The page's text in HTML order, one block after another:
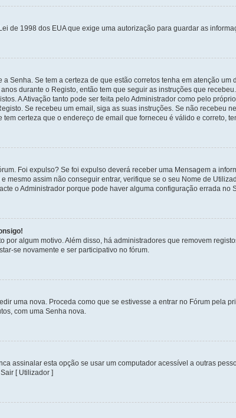
de 1998 dos EUA que exige uma autorização para guardar as
Senha. Se tem a certeza de que estão corretos tenha em atenção
durante o Registo, então tem que seguir as instruções que
A Ativação tanto pode ser feita pelo Administrador como pelo
Se recebeu um email, siga as suas instruções. Se não recebeu
certeza que o endereço de email que forneceu é válido e correto,
Foi expulso? Se foi expulso deverá receber uma Mensagem a
mesmo assim não conseguir entrar, verifique se o seu Nome de
o Administrador porque pode haver alguma configuração errada no
por algum motivo. Além disso, há administradores que removem
se novamente e ser participativo no fórum.
uma nova. Proceda como que se estivesse a entrar no Fórum pela
com uma Senha nova.
assinalar esta opção se usar um computador acessível a outras
[ Utilizador ]